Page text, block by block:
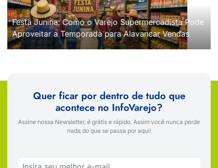
Festa Junina: Como o Varejo Supermercadista Pode
Aproveitar a Temporada para Alavancar Vendas
Quer ficar por dentro de tudo que
acontece no InfoVarejo?
Assine nossa Newsletter, é grátis e rápido. Assim você nunca perde
nada do que se passa por aqui!